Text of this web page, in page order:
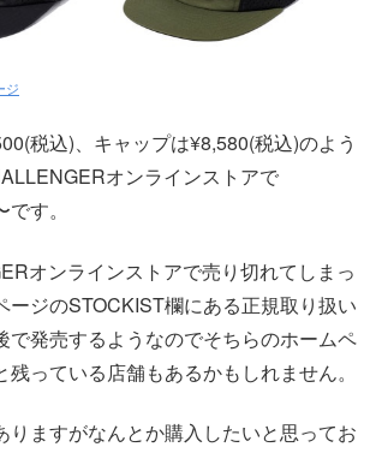
ジ
税込)、キャップは¥8,580(税込)のよう
オンラインストアで
す。
オンラインストアで売り切れてしまっ
ージのSTOCKIST欄にある正規取り扱い
で発売するようなのでそちらのホームペ
っている店舗もあるかもしれません。
りますがなんとか購入したいと思ってお